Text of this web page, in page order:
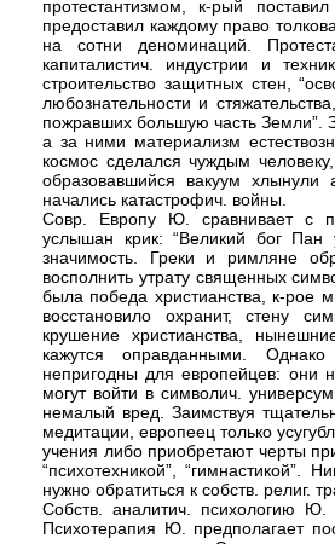
протестантизмом, к-рый
предоставил каждому право
на сотни деноминаций.
капиталистич. индустрии и
строительство защитных стен,
любознательности и
пожравших большую часть
а за ними материализм
космос сделался чуждым
образовавшийся вакуум хлынули
начались катастрофич. войны.
Совр. Европу Ю. сравнивает с
услышан крик: “Великий бог Пан
значимость. Греки и римляне
восполнить утрату священных
была победа христианства, к-рое
восстановило охранит, стену
крушение христианства,
кажутся оправданными.
непригодны для европейцев: они
могут войти в символич.
немалый вред. Заимствуя
медитации, европеец только
учения либо приобретают черты
“психотехникой”, “гимнастикой”.
нужно обратиться к собств. религ.
Собств. аналитич. психологию
Психотерапия Ю. предполагает